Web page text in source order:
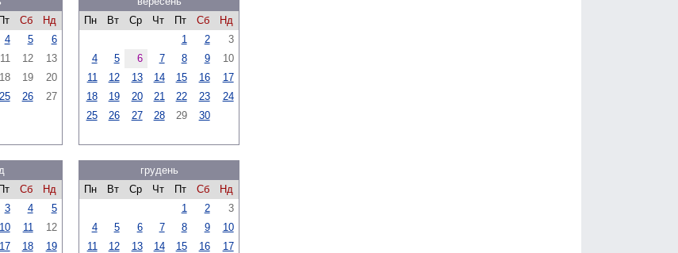
Пт Сб
Нд
4 5
6
11 12
13
18 19
20
25 26
27
Пн
Вт Ср Чт Пт Сб
Нд
1
2
3
4
5 6 7 8 9
10
11
12 13 14 15 16
17
18
19 20 21 22 23
24
25
26 27 28 29 30
Пт Сб
Нд
3 4
5
10 11
12
17 18
19
грудень
Пн
Вт Ср Чт Пт Сб
Нд
1
2
3
4
5 6 7 8 9
10
11
12 13 14 15 16
17